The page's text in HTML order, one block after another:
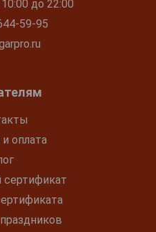
до 22:00
59-95
оплата